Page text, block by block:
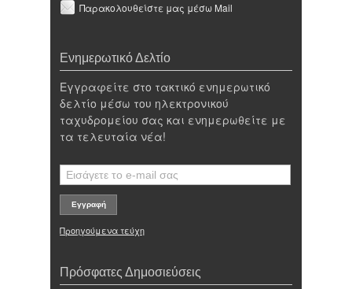
Παρακολουθείστε μας μέσω Mail
Ενημερωτικό Δελτίο
Εγγραφείτε στο τακτικό ενημερωτικό
δελτίο μέσω του ηλεκτρονικού
ταχυδρομείου σας και ενημερωθείτε με
τα τελευταία νέα!
Προηγούμενα τεύχη
Πρόσφατες Δημοσιεύσεις